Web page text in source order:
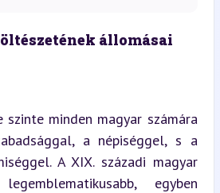
állomásai
szinte minden magyar számára
a népiséggel, s a
A XIX. századi magyar
egyben